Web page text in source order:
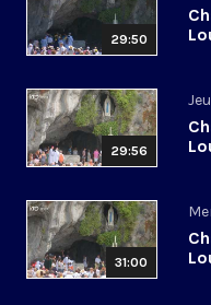
29:50
29:56
31:00